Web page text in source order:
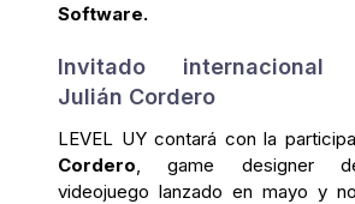
Software.
Invitado internacional
Julián Cordero
LEVEL UY contará con la
Cordero , game designer
videojuego lanzado en mayo y